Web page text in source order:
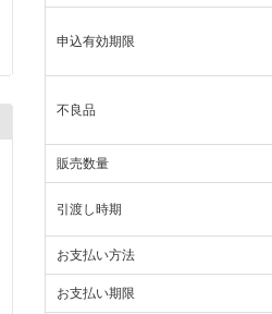
申込有効期限
不良品
販売数量
引渡し時期
お支払い方法
お支払い期限